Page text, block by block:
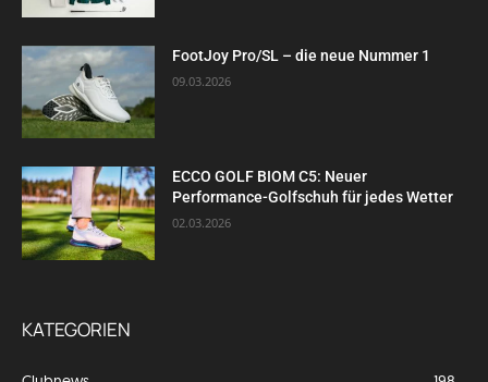
FootJoy Pro/SL – die neue Nummer 1
09.03.2026
ECCO GOLF BIOM C5: Neuer
Performance-Golfschuh für jedes Wetter
02.03.2026
KATEGORIEN